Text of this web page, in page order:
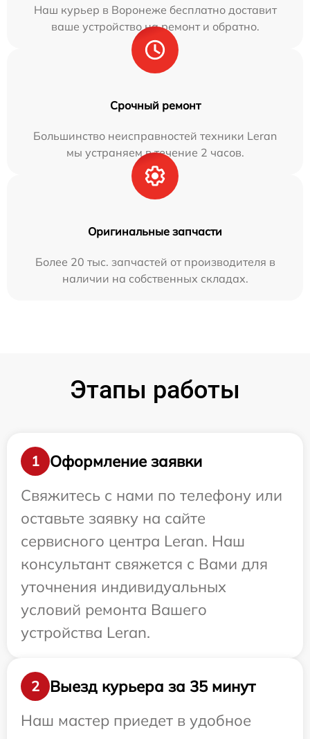
Наш курьер в Воронеже бесплатно доставит
ваше устройство на ремонт и обратно.
Срочный ремонт
Большинство неисправностей техники Leran
мы устраняем в течение 2 часов.
Оригинальные запчасти
Более 20 тыс. запчастей от производителя в
наличии на собственных складах.
Этапы работы
1
Оформление заявки
Свяжитесь с нами по телефону или
оставьте заявку на сайте
сервисного центра Leran. Наш
консультант свяжется с Вами для
уточнения индивидуальных
условий ремонта Вашего
устройства Leran.
2
Выезд курьера за 35 минут
Наш мастер приедет в удобное